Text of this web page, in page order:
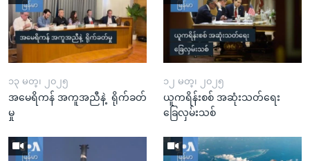
၁၃ မတ္၊ ၂၀၂၅
အမေရိကန် အကူအညီနဲ့ ရိုက်ခတ်
မှု
၁၂ မတ္၊ ၂၀၂၅
ယူကရိန်းစစ် အဆုံးသတ်ရေး
ခြေလှမ်းသစ်